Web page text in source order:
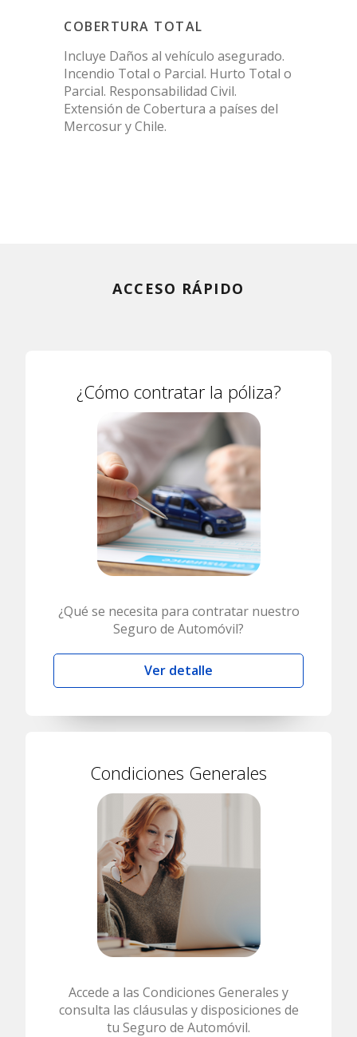
COBERTURA TOTAL
Incluye Daños al vehículo asegurado.
Incendio Total o Parcial. Hurto Total o
Parcial. Responsabilidad Civil.
Extensión de Cobertura a países del
Mercosur y Chile.
ACCESO RÁPIDO
¿Cómo contratar la póliza?
¿Qué se necesita para contratar nuestro
Seguro de Automóvil?
Ver detalle
Condiciones Generales
Accede a las Condiciones Generales y
consulta las cláusulas y disposiciones de
tu Seguro de Automóvil.